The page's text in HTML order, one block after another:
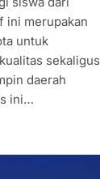
ini merupakan
untuk
sekaligus
daerah
ini…